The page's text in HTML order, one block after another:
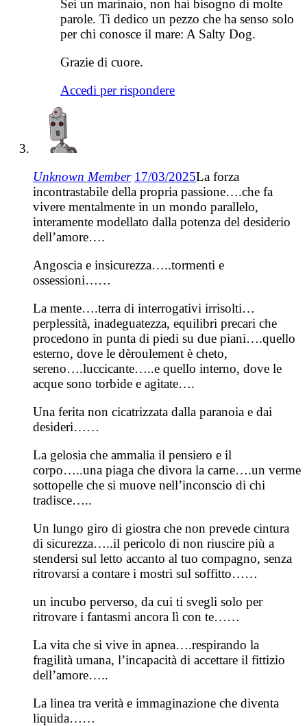
Sei un marinaio, non hai bisogno di molte
parole. Ti dedico un pezzo che ha senso solo
per chi conosce il mare: A Salty Dog.
Grazie di cuore.
Accedi per rispondere
Unknown Member 17/03/2025La forza
incontrastabile della propria passione….che fa
vivere mentalmente in un mondo parallelo,
interamente modellato dalla potenza del desiderio
dell’amore….
Angoscia e insicurezza…..tormenti e
ossessioni……
La mente….terra di interrogativi irrisolti…
perplessità, inadeguatezza, equilibri precari che
procedono in punta di piedi su due piani….quello
esterno, dove le dèroulement è cheto,
sereno….luccicante…..e quello interno, dove le
acque sono torbide e agitate….
Una ferita non cicatrizzata dalla paranoia e dai
desideri……
La gelosia che ammalia il pensiero e il
corpo…..una piaga che divora la carne….un verme
sottopelle che si muove nell’inconscio di chi
tradisce…..
Un lungo giro di giostra che non prevede cintura
di sicurezza…..il pericolo di non riuscire più a
stendersi sul letto accanto al tuo compagno, senza
ritrovarsi a contare i mostri sul soffitto……
un incubo perverso, da cui ti svegli solo per
ritrovare i fantasmi ancora lì con te……
La vita che si vive in apnea….respirando la
fragilità umana, l’incapacità di accettare il fittizio
dell’amore…..
La linea tra verità e immaginazione che diventa
liquida……